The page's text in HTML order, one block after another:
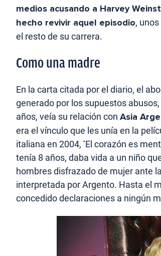
medios acusando a Harvey
hecho revivir aquel episodio,
el resto de su carrera.
Como una madre
En la carta citada por el diario, el
generado por los supuestos
años, veía su relación con Asia
era el vínculo que les unía en la
italiana en 2004, ‘El corazón es
tenía 8 años, daba vida a un niño
hombres disfrazado de mujer ante
interpretada por Argento. Hasta el
concedido declaraciones a ningún